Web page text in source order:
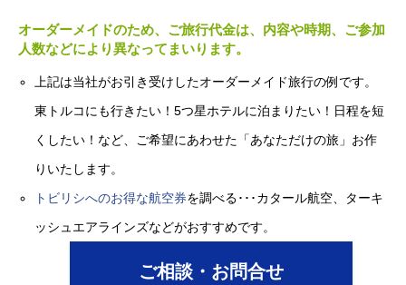
オーダーメイドのため、ご旅行代金は、内容や時期、ご参加
人数などにより異なってまいります。
上記は当社がお引き受けしたオーダーメイド旅行の例です。
東トルコにも行きたい！5つ星ホテルに泊まりたい！日程を短
くしたい！など、ご希望にあわせた「あなただけの旅」お作
りいたします。
トビリシへのお得な航空券を調べる･･･カタール航空、ターキ
ッシュエアラインズなどがおすすめです。
ご相談・お問合せ